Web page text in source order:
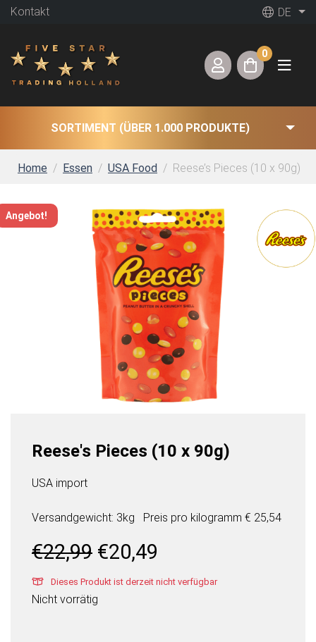
Kontakt DE
0
SORTIMENT (ÜBER 1.000 PRODUKTE)
Home Essen USA Food Reese’s Pieces (10 x 90g)
Angebot!
Reese's Pieces (10 x 90g)
USA import
Versandgewicht: 3kg Preis pro kilogramm € 25,54
€22,99 Ursprünglicher
Preis
war:
€22,99
€20,49
ist:
Dieses Produkt ist derzeit nicht verfügbar
Nicht vorrätig